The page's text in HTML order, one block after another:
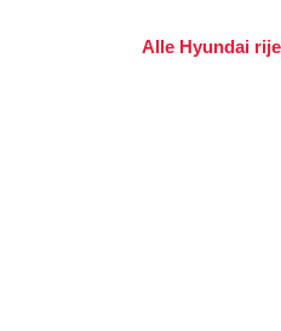
Alle Hyundai